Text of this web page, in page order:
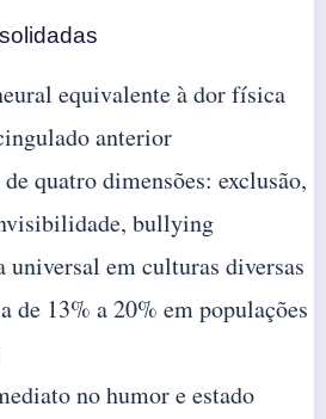
equivalente à dor física
anterior
quatro dimensões: exclusão,
bullying
universal em culturas diversas
de 13% a 20% em populações
no humor e estado